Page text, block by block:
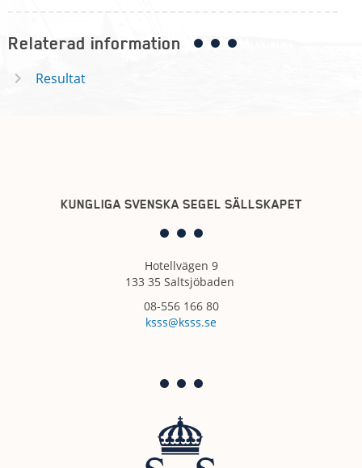
Relaterad information
Resultat
KUNGLIGA SVENSKA SEGEL SÄLLSKAPET
Hotellvägen 9
133 35 Saltsjöbaden
08-556 166 80
ksss@ksss.se